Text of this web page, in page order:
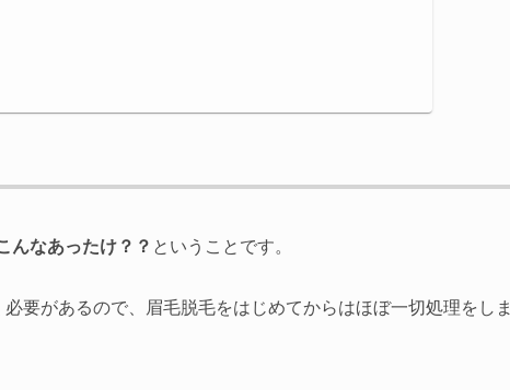
んなあったけ？？ ということです。
要があるので、眉毛脱毛をはじめてからはほぼ一切処理をしま